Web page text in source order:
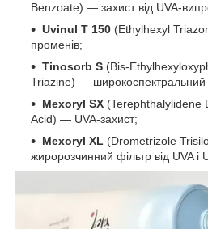
Benzoate) — захист від UVA-
Uvinul T 150 (Ethylhexyl
променів;
Tinosorb S (Bis-
Triazine) — широкоспектральний
Mexoryl SX (Terephthalylidene
Acid) — UVA-захист;
Mexoryl XL (Drometrizole
жиророзчинний фільтр від UVA і